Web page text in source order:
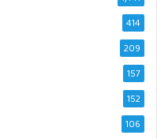
414
209
157
152
106